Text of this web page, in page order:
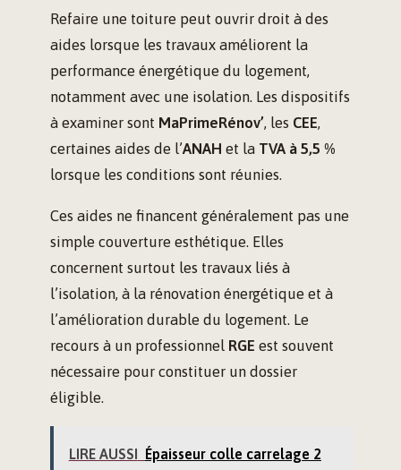
Refaire une toiture peut ouvrir droit à des
aides lorsque les travaux améliorent la
performance énergétique du logement,
notamment avec une isolation. Les dispositifs
à examiner sont MaPrimeRénov’, les CEE,
certaines aides de l’ANAH et la TVA à 5,5 %
lorsque les conditions sont réunies.
Ces aides ne financent généralement pas une
simple couverture esthétique. Elles
concernent surtout les travaux liés à
l’isolation, à la rénovation énergétique et à
l’amélioration durable du logement. Le
recours à un professionnel RGE est souvent
nécessaire pour constituer un dossier
éligible.
LIRE AUSSI Épaisseur colle carrelage 2